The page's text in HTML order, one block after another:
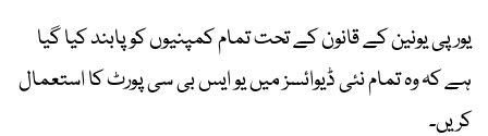
یورپی یونین کے قانون کے تحت تمام کمپنیوں کو پابند کیا گیا
ہے کہ وہ تمام نئی ڈیوائسز میں یو ایس بی سی پورٹ کا استعمال
کریں۔